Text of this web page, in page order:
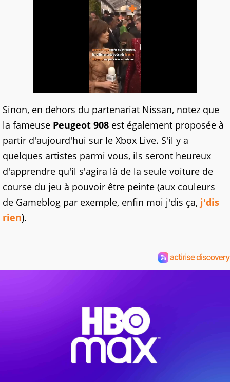
Sinon, en dehors du partenariat Nissan, notez que
la fameuse Peugeot 908 est également proposée à
partir d'aujourd'hui sur le Xbox Live. S'il y a
quelques artistes parmi vous, ils seront heureux
d'apprendre qu'il s'agira là de la seule voiture de
course du jeu à pouvoir être peinte (aux couleurs
de Gameblog par exemple, enfin moi j'dis ça, j'dis
rien).